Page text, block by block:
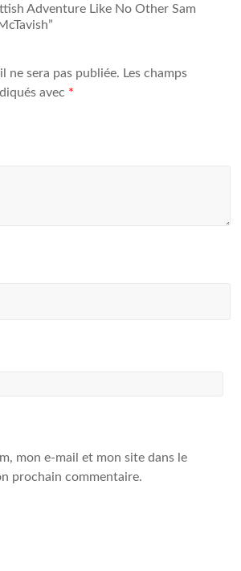
Adventure Like No Other Sam
”
ne sera pas publiée. Les champs
avec *
mon e-mail et mon site dans le
prochain commentaire.